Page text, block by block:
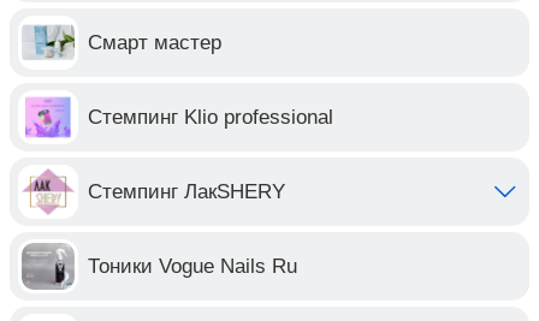
Смарт мастер
Стемпинг Klio professional
Стемпинг ЛакSHERY
Тоники Vogue Nails Ru